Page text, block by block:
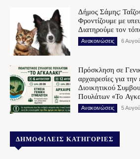
Δήμος Σάμης:
Φροντίζουμε με
Διατηρούμε τον
Ανακοινώσεις 6
Πρόσκληση σε
αρχαιρεσίες για
Διοικητικού
Πουλάτων «Το
Ανακοινώσεις 5
ΔΗΜΟΦΙΛΕΊΣ ΚΑΤΗΓΟΡΊΕΣ